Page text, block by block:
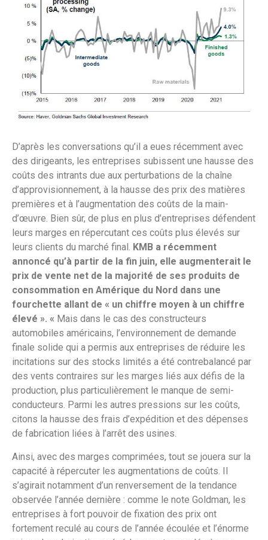
D’après les conversations qu’il a eues récemment avec
des dirigeants, les entreprises subissent une hausse des
coûts des intrants due aux perturbations de la chaîne
d’approvisionnement, à la hausse des prix des matières
premières et à l’augmentation des coûts de la main-
d’œuvre. Bien sûr, de plus en plus d’entreprises défendent
leurs marges en répercutant ces coûts plus élevés sur
leurs clients du marché final. KMB a récemment
annoncé qu’à partir de la fin juin, elle augmenterait le
prix de vente net de la majorité de ses produits de
consommation en Amérique du Nord dans une
fourchette allant de « un chiffre moyen à un chiffre
élevé ». « Mais dans le cas des constructeurs
automobiles américains, l’environnement de demande
finale solide qui a permis aux entreprises de réduire les
incitations sur des stocks limités a été contrebalancé par
des vents contraires sur les marges liés aux défis de la
production, plus particulièrement le manque de semi-
conducteurs. Parmi les autres pressions sur les coûts,
citons la hausse des frais d’expédition et des dépenses
de fabrication liées à l’arrêt des usines.
Ainsi, avec des marges comprimées, tout se jouera sur la
capacité à répercuter les augmentations de coûts. Il
s’agirait notamment d’un renversement de la tendance
observée l’année dernière : comme le note Goldman, les
entreprises à fort pouvoir de fixation des prix ont
fortement reculé au cours de l’année écoulée et l’énorme